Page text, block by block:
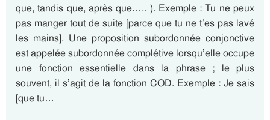
que, tandis que, après que….. ). Exemple : Tu ne peux
pas manger tout de suite [parce que tu ne t’es pas lavé
les mains]. Une proposition subordonnée conjonctive
est appelée subordonnée complétive lorsqu’elle occupe
une fonction essentielle dans la phrase ; le plus
souvent, il s’agit de la fonction COD. Exemple : Je sais
[que tu…